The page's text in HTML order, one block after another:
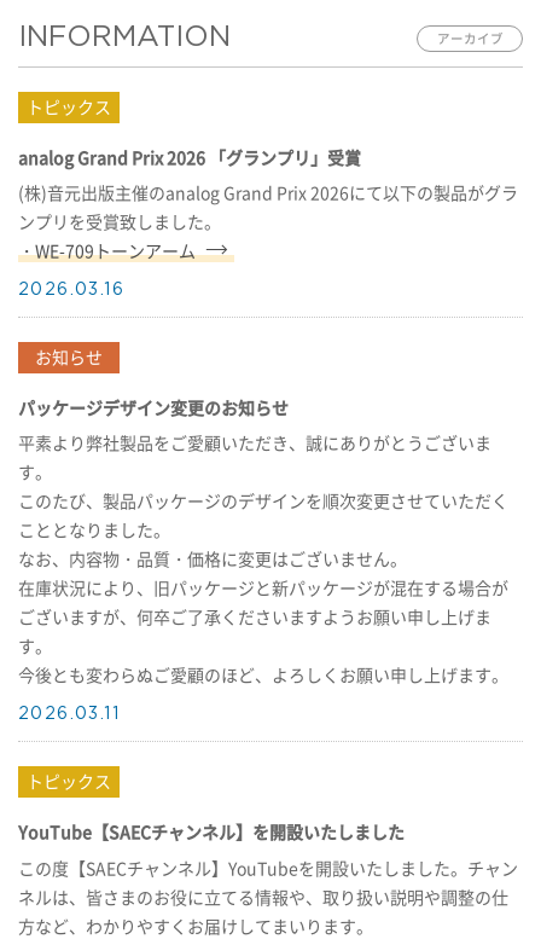
INFORMATION
analog Grand Prix 2026 「グランプリ」受賞
(株)音元出版主催のanalog Grand Prix 2026にて以下の製品がグラ
ンプリを受賞致しました。
・WE-709トーンアーム
2026.03.16
パッケージデザイン変更のお知らせ
平素より弊社製品をご愛顧いただき、誠にありがとうございま
す。
このたび、製品パッケージのデザインを順次変更させていただく
こととなりました。
なお、内容物・品質・価格に変更はございません。
在庫状況により、旧パッケージと新パッケージが混在する場合が
ございますが、何卒ご了承くださいますようお願い申し上げま
す。
今後とも変わらぬご愛顧のほど、よろしくお願い申し上げます。
2026.03.11
YouTube【SAECチャンネル】を開設いたしました
この度【SAECチャンネル】YouTubeを開設いたしました。チャン
ネルは、皆さまのお役に立てる情報や、取り扱い説明や調整の仕
方など、わかりやすくお届けしてまいります。